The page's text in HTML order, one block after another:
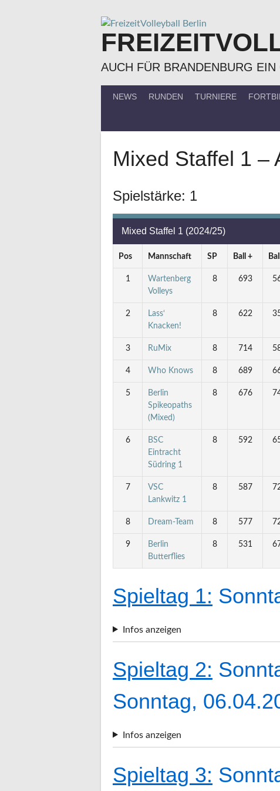
AUCH FÜR BRANDENBURG
NEWS RUNDEN TURNIERE
Mixed Staffel 1 –
Spielstärke: 1
Mixed Staffel 1 (2024/25)
Pos Mannschaft SP Ball +
1
Wartenberg
Volleys
8 693
2
Lass‘
Knacken!
8 622
3 RuMix 8 714
4 Who Knows 8 689
5
Berlin
Spikeopaths
(Mixed)
8 676
6
BSC
Eintracht
Südring 1
8 592
7
VSC
Lankwitz 1
8 587
8 Dream-Team 8 577
9
Berlin
Butterflies
8 531
Spieltag 1:
Infos anzeigen
Spieltag 2:
Sonntag,
Infos anzeigen
Spieltag 3: